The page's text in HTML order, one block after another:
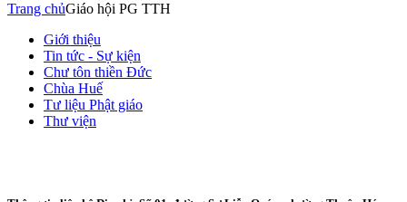
Trang chủGiáo hội PG TTH
Giới thiệu
Tin tức - Sự kiện
Chư tôn thiền Đức
Chùa Huế
Tư liệu Phật giáo
Thư viện